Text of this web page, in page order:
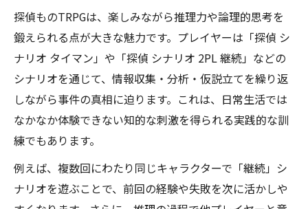
探偵ものTRPGは、楽しみながら推理力や論理的思考を
鍛えられる点が大きな魅力です。プレイヤーは「探偵 シ
ナリオ タイマン」や「探偵 シナリオ 2PL 継続」などの
シナリオを通じて、情報収集・分析・仮説立てを繰り返
しながら事件の真相に迫ります。これは、日常生活では
なかなか体験できない知的な刺激を得られる実践的な訓
練でもあります。
例えば、複数回にわたり同じキャラクターで「継続」シ
ナリオを遊ぶことで、前回の経験や失敗を次に活かしや